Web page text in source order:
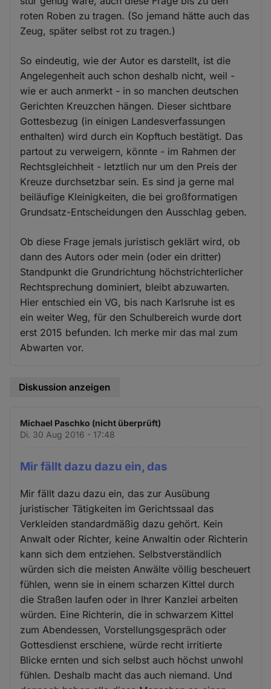
roten Roben zu tragen. (So jemand hätte auch das
Zeug, später selbst rot zu tragen.)
So eindeutig, wie der Autor es darstellt, ist die
Angelegenheit auch schon deshalb nicht, weil -
wie er auch anmerkt - in so manchen deutschen
Gerichten Kreuzchen hängen. Dieser sichtbare
Gottesbezug (in einigen Landesverfassungen
enthalten) wird durch ein Kopftuch bestätigt. Das
partout zu verweigern, könnte - im Rahmen der
Rechtsgleichheit - letztlich nur um den Preis der
Kreuze durchsetzbar sein. Es sind ja gerne mal
beiläufige Kleinigkeiten, die bei großformatigen
Grundsatz-Entscheidungen den Ausschlag geben.
Ob diese Frage jemals juristisch geklärt wird, ob
dann des Autors oder mein (oder ein dritter)
Standpunkt die Grundrichtung höchstrichterlicher
Rechtsprechung dominiert, bleibt abzuwarten.
Hier entschied ein VG, bis nach Karlsruhe ist es
ein weiter Weg, für den Schulbereich wurde dort
erst 2015 befunden. Ich merke mir das mal zum
Abwarten vor.
Diskussion anzeigen
Michael Paschko (nicht überprüft)
Di. 30 Aug 2016 - 17:48
Mir fällt dazu dazu ein, das
Mir fällt dazu dazu ein, das zur Ausübung
juristischer Tätigkeiten im Gerichtssaal das
Verkleiden standardmäßig dazu gehört. Kein
Anwalt oder Richter, keine Anwaltin oder Richterin
kann sich dem entziehen. Selbstverständlich
würden sich die meisten Anwälte völlig bescheuert
fühlen, wenn sie in einem scharzen Kittel durch
die Straßen laufen oder in Ihrer Kanzlei arbeiten
würden. Eine Richterin, die in schwarzem Kittel
zum Abendessen, Vorstellungsgespräch oder
Gottesdienst erschiene, würde recht irritierte
Blicke ernten und sich selbst auch höchst unwohl
fühlen. Deshalb macht das auch niemand. Und
Cookies